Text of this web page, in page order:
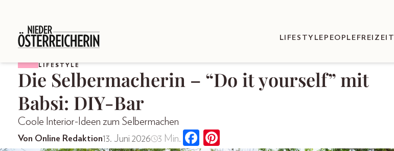
LIFESTYLE PEOPLE FREIZEIT
LIFESTYLE
Die Selbermacherin – “Do it yourself” mit
Babsi: DIY-Bar
Coole Interior-Ideen zum Selbermachen
Von Online Redaktion13. Juni 2026 3 Min.